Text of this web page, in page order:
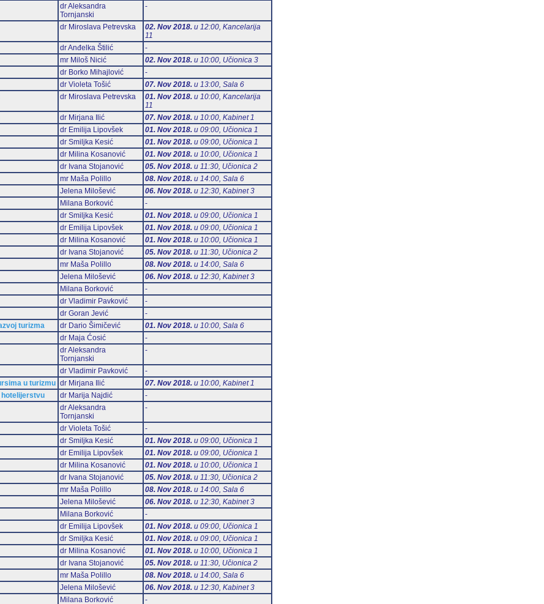
dr Aleksandra
Tornjanski
-
dr Miroslava Petrevska 02. Nov 2018.u 12:00, Kancelarija
11
dr Anđelka Štilić
-
mr Miloš Nicić 02. Nov 2018.u 10:00, Učionica 3
dr Borko Mihajlović
-
dr Violeta Tošić 07. Nov 2018.u 13:00, Sala 6
dr Miroslava Petrevska 01. Nov 2018.u 10:00, Kancelarija
11
dr Mirjana Ilić 07. Nov 2018.u 10:00, Kabinet 1
dr Emilija Lipovšek 01. Nov 2018.u 09:00, Učionica 1
dr Smiljka Kesić 01. Nov 2018.u 09:00, Učionica 1
dr Milina Kosanović 01. Nov 2018.u 10:00, Učionica 1
dr Ivana Stojanović 05. Nov 2018.u 11:30, Učionica 2
mr Maša Polillo 08. Nov 2018.u 14:00, Sala 6
Jelena Milošević 06. Nov 2018.u 12:30, Kabinet 3
Milana Borković
-
dr Smiljka Kesić 01. Nov 2018.u 09:00, Učionica 1
dr Emilija Lipovšek 01. Nov 2018.u 09:00, Učionica 1
dr Milina Kosanović 01. Nov 2018.u 10:00, Učionica 1
dr Ivana Stojanović 05. Nov 2018.u 11:30, Učionica 2
mr Maša Polillo 08. Nov 2018.u 14:00, Sala 6
Jelena Milošević 06. Nov 2018.u 12:30, Kabinet 3
Milana Borković
-
dr Vladimir Pavković
-
dr Goran Jević
-
turizma dr Dario Šimičević 01. Nov 2018.u 10:00, Sala 6
dr Maja Ćosić
-
dr Aleksandra
Tornjanski
-
dr Vladimir Pavković
-
u turizmu dr Mirjana Ilić 07. Nov 2018.u 10:00, Kabinet 1
dr Marija Najdić
-
dr Aleksandra
Tornjanski
-
dr Violeta Tošić
-
dr Smiljka Kesić 01. Nov 2018.u 09:00, Učionica 1
dr Emilija Lipovšek 01. Nov 2018.u 09:00, Učionica 1
dr Milina Kosanović 01. Nov 2018.u 10:00, Učionica 1
dr Ivana Stojanović 05. Nov 2018.u 11:30, Učionica 2
mr Maša Polillo 08. Nov 2018.u 14:00, Sala 6
Jelena Milošević 06. Nov 2018.u 12:30, Kabinet 3
Milana Borković
-
dr Emilija Lipovšek 01. Nov 2018.u 09:00, Učionica 1
dr Smiljka Kesić 01. Nov 2018.u 09:00, Učionica 1
dr Milina Kosanović 01. Nov 2018.u 10:00, Učionica 1
dr Ivana Stojanović 05. Nov 2018.u 11:30, Učionica 2
mr Maša Polillo 08. Nov 2018.u 14:00, Sala 6
Jelena Milošević 06. Nov 2018.u 12:30, Kabinet 3
Milana Borković -